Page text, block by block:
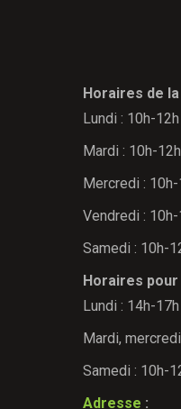
Horaires de la
Lundi : 10h-
Mardi : 10h-
Mercredi :
Vendredi :
Samedi : 10h-
Horaires pour
Lundi : 14h-17h
Mardi,
Samedi : 10h-
Adresse :